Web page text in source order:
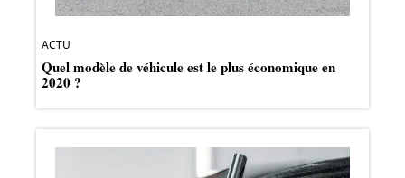
ACTU
Quel modèle de véhicule est le plus économique en
2020 ?